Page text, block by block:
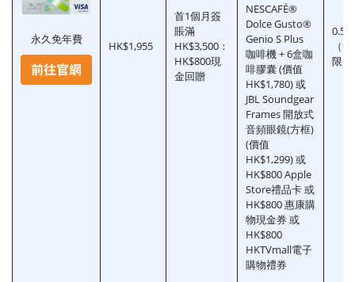
永久免年費
HK$1,955
首1個月簽
賬滿
HK$3,500：
HK$800現
金回贈
NESCAFÉ®
Dolce Gusto®
Genio S Plus
咖啡機 + 6盒咖
啡膠囊 (價值
HK$1,780) 或
JBL Soundgear
Frames 開放式
音頻眼鏡(方框)
(價值
HK$1,299) 或
HK$800 Apple
Store禮品卡 或
HK$800 惠康購
物現金券 或
HK$800
HKTVmall電子
購物禮券
（
限）